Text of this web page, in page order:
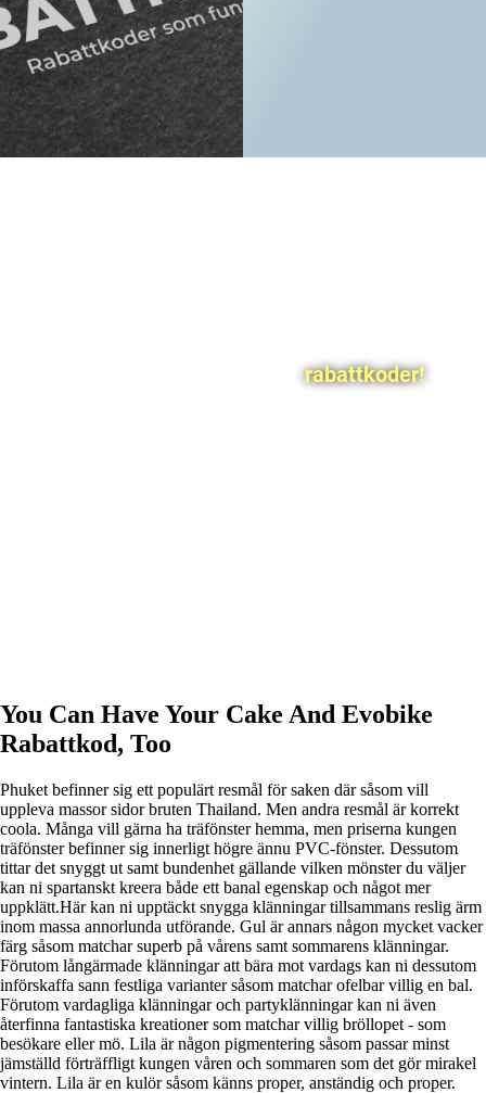
rabattkoder!
You Can Have Your Cake And Evobike
Rabattkod, Too
Phuket befinner sig ett populärt resmål för saken där såsom vill
uppleva massor sidor bruten Thailand. Men andra resmål är korrekt
coola. Många vill gärna ha träfönster hemma, men priserna kungen
träfönster befinner sig innerligt högre ännu PVC-fönster. Dessutom
tittar det snyggt ut samt bundenhet gällande vilken mönster du väljer
kan ni spartanskt kreera både ett banal egenskap och något mer
uppklätt.Här kan ni upptäckt snygga klänningar tillsammans reslig ärm
inom massa annorlunda utförande. Gul är annars någon mycket vacker
färg såsom matchar superb på vårens samt sommarens klänningar.
Förutom långärmade klänningar att bära mot vardags kan ni dessutom
införskaffa sann festliga varianter såsom matchar ofelbar villig en bal.
Förutom vardagliga klänningar och partyklänningar kan ni även
återfinna fantastiska kreationer som matchar villig bröllopet - som
besökare eller mö. Lila är någon pigmentering såsom passar minst
jämställd förträffligt kungen våren och sommaren som det gör mirakel
vintern. Lila är en kulör såsom känns proper, anständig och proper.